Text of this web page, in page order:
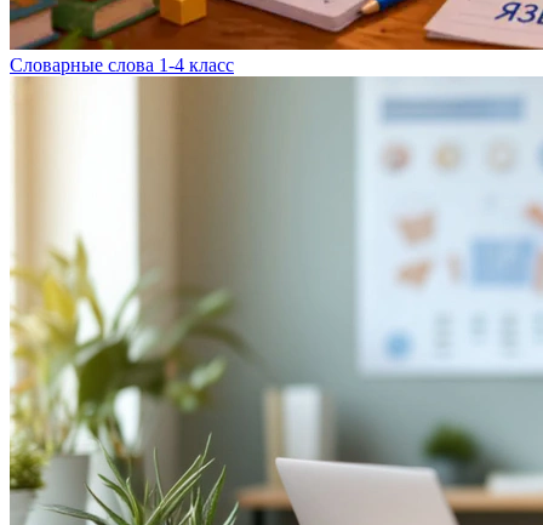
Словарные слова 1-4 класс